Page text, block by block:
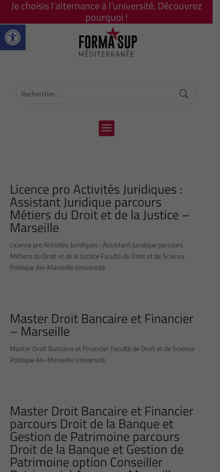
Ouvrir la barre d’outils
Je choisis l’alternance à l’université. Découvrez
pourquoi !
Licence pro Activités Juridiques :
Assistant Juridique parcours
Métiers du Droit et de la Justice –
Marseille
Licence pro Activités Juridiques : Assistant Juridique parcours
Métiers du Droit et de la Justice Faculté de Droit et de Science
Politique Aix-Marseille Université
Master Droit Bancaire et Financier
– Marseille
Master Droit Bancaire et Financier Faculté de Droit et de Science
Politique Aix-Marseille Université
Master Droit Bancaire et Financier
parcours Droit de la Banque et
Gestion de Patrimoine parcours
Droit de la Banque et Gestion de
Patrimoine option Conseiller